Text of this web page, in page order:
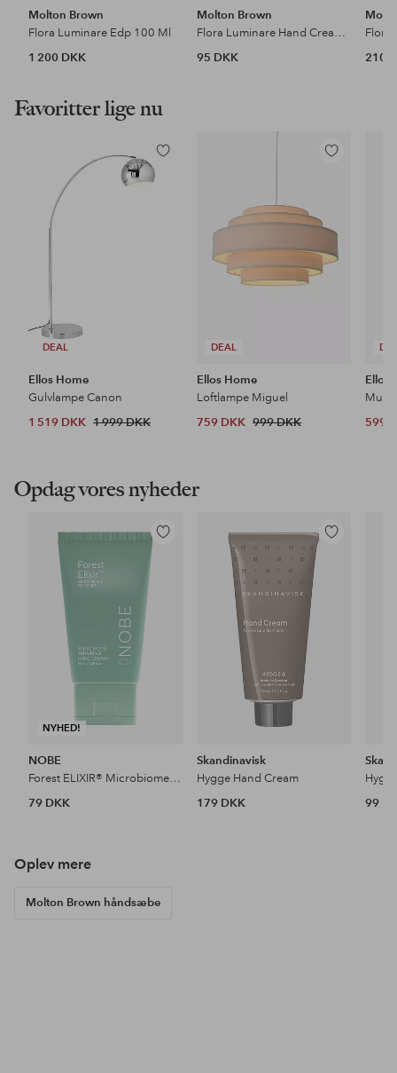
Molton Brown
Flora Luminare Edp 100 Ml
1 200 DKK
Molton Brown
Flora Luminare Hand Cream 40 Ml
95 DKK
210
Favoritter lige nu
DEAL
Tilføj
til
Ellos Home
Gulvlampe Canon
1 519 DKK 1 999 DKK
DEAL
Tilføj
Ellos Home
Loftlampe Miguel
759 DKK 999 DKK
Ellos
599
Opdag vores nyheder
NYHED!
Tilføj
til
favoritter
NOBE
Forest ELIXIR® Microbiome Repairing Hand Cream 50 Ml
79 DKK
Tilføj
Skandinavisk
Hygge Hand Cream
179 DKK
99
Oplev mere
Molton Brown håndsæbe